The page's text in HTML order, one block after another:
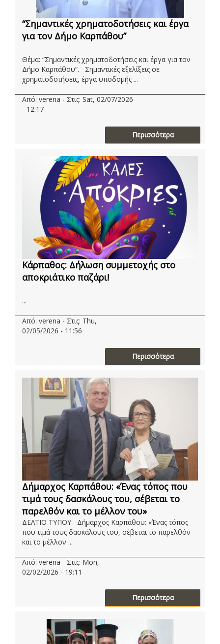
“Σημαντικές χρηματοδοτήσεις και έργα
για τον Δήμο Καρπάθου”
Θέμα: “Σημαντικές χρηματοδοτήσεις και έργα για τον
Δήμο Καρπάθου”. Σημαντικές εξελίξεις σε
χρηματοδοτήσεις, έργα υποδομής ...
Από: verena - Στις: Sat, 02/07/2026
- 12:17
Περισσότερα
Κάρπαθος: Δήλωση συμμετοχής στο
αποκριάτικο παζάρι!
...
Από: verena - Στις: Thu,
02/05/2026 - 11:56
Περισσότερα
Δήμαρχος Καρπάθου: «Ένας τόπος που
τιμά τους δασκάλους του, σέβεται το
παρελθόν και το μέλλον του»
ΔΕΛΤΙΟ ΤΥΠΟΥ Δήμαρχος Καρπάθου: «Ένας τόπος
που τιμά τους δασκάλους του, σέβεται το παρελθόν
και το μέλλον ...
Από: verena - Στις: Mon,
02/02/2026 - 19:11
Περισσότερα